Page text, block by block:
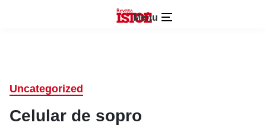
Menu
Uncategorized
Celular de sopro